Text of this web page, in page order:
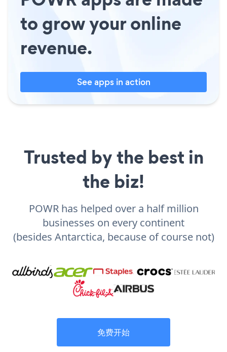
to grow your online
revenue.
See apps in action
Trusted by the best in
the biz!
POWR has helped over a half million
businesses on every continent
(besides Antarctica, because of course not)
免费开始